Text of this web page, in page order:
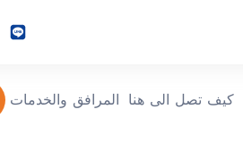
كيف تصل الى هنا المرافق والخدمات